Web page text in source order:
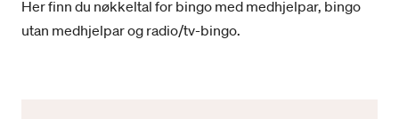
Her finn du nøkkeltal for bingo med medhjelpar, bingo
utan medhjelpar og radio/tv-bingo.